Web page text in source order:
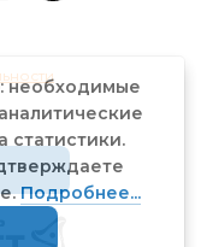
необходимые
статистики.
Подробнее...